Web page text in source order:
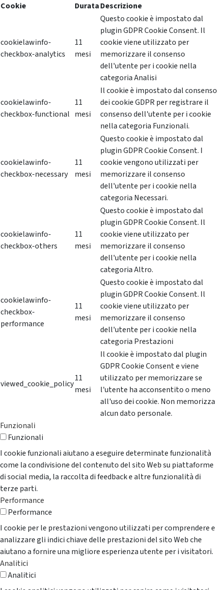
Cookie
DurataDescrizione
cookielawinfo-
checkbox-analytics
11
mesi
Questo cookie è impostato dal
plugin GDPR Cookie Consent. Il
cookie viene utilizzato per
memorizzare il consenso
dell'utente per i cookie nella
categoria Analisi
cookielawinfo-
checkbox-functional
11
mesi
Il cookie è impostato dal consenso
dei cookie GDPR per registrare il
consenso dell'utente per i cookie
nella categoria Funzionali.
cookielawinfo-
checkbox-necessary
11
mesi
Questo cookie è impostato dal
plugin GDPR Cookie Consent. I
cookie vengono utilizzati per
memorizzare il consenso
dell'utente per i cookie nella
categoria Necessari.
cookielawinfo-
checkbox-others
11
mesi
Questo cookie è impostato dal
plugin GDPR Cookie Consent. Il
cookie viene utilizzato per
memorizzare il consenso
dell'utente per i cookie nella
categoria Altro.
cookielawinfo-
checkbox-
performance
11
mesi
Questo cookie è impostato dal
plugin GDPR Cookie Consent. Il
cookie viene utilizzato per
memorizzare il consenso
dell'utente per i cookie nella
categoria Prestazioni
viewed_cookie_policy
11
mesi
Il cookie è impostato dal plugin
GDPR Cookie Consent e viene
utilizzato per memorizzare se
l'utente ha acconsentito o meno
all'uso dei cookie. Non memorizza
alcun dato personale.
Funzionali
Funzionali
I cookie funzionali aiutano a eseguire determinate funzionalità
come la condivisione del contenuto del sito Web su piattaforme
di social media, la raccolta di feedback e altre funzionalità di
terze parti.
Performance
Performance
I cookie per le prestazioni vengono utilizzati per comprendere e
analizzare gli indici chiave delle prestazioni del sito Web che
aiutano a fornire una migliore esperienza utente per i visitatori.
Analitici
Analitici